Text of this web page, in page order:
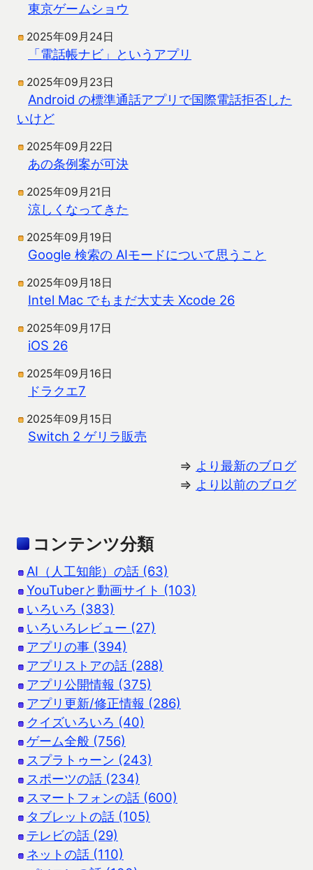
東京ゲームショウ
2025年09月24日
「電話帳ナビ」というアプリ
2025年09月23日
Android の標準通話アプリで国際電話拒否した
いけど
2025年09月22日
あの条例案が可決
2025年09月21日
涼しくなってきた
2025年09月19日
Google 検索の AIモードについて思うこと
2025年09月18日
Intel Mac でもまだ大丈夫 Xcode 26
2025年09月17日
iOS 26
2025年09月16日
ドラクエ7
2025年09月15日
Switch 2 ゲリラ販売
⇒ より最新のブログ
⇒ より以前のブログ
コンテンツ分類
AI（人工知能）の話 (63)
YouTuberと動画サイト (103)
いろいろ (383)
いろいろレビュー (27)
アプリの事 (394)
アプリストアの話 (288)
アプリ公開情報 (375)
アプリ更新/修正情報 (286)
クイズいろいろ (40)
ゲーム全般 (756)
スプラトゥーン (243)
スポーツの話 (234)
スマートフォンの話 (600)
タブレットの話 (105)
テレビの話 (29)
ネットの話 (110)